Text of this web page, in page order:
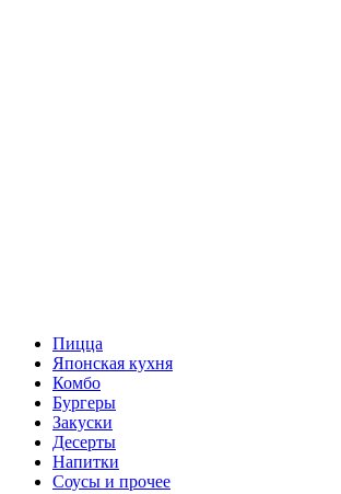
Пицца
Японская кухня
Комбо
Бургеры
Закуски
Десерты
Напитки
Соусы и прочее